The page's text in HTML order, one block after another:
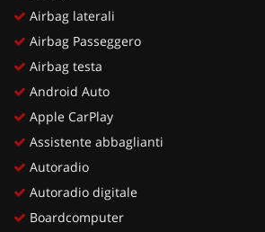
Airbag laterali
Airbag Passeggero
Airbag testa
Android Auto
Apple CarPlay
Assistente abbaglianti
Autoradio
Autoradio digitale
Boardcomputer